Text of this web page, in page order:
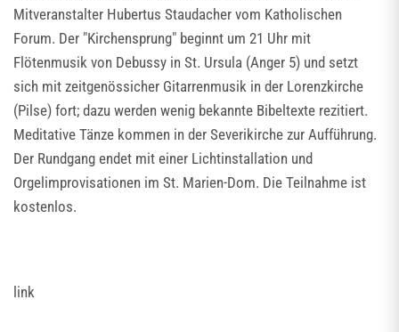
Mitveranstalter Hubertus Staudacher vom Katholischen
Forum. Der "Kirchensprung" beginnt um 21 Uhr mit
Flötenmusik von Debussy in St. Ursula (Anger 5) und setzt
sich mit zeitgenössicher Gitarrenmusik in der Lorenzkirche
(Pilse) fort; dazu werden wenig bekannte Bibeltexte rezitiert.
Meditative Tänze kommen in der Severikirche zur Aufführung.
Der Rundgang endet mit einer Lichtinstallation und
Orgelimprovisationen im St. Marien-Dom. Die Teilnahme ist
kostenlos.
link